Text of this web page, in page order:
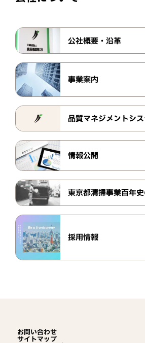
公社概要・沿革
事業案内
品質マネジメントシ
情報公開
東京都清掃事業百年
採用情報
お問い合わせ
サイトマップ